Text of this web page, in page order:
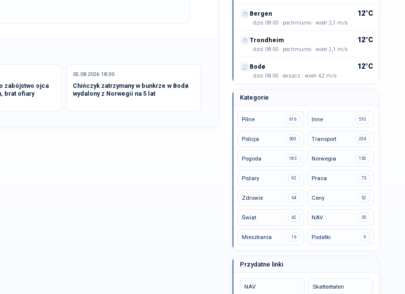
zabójstwo ojca
brat ofiary
05.08.2026 18:30
Chińczyk zatrzymany w bunkrze w Bodø
wydalony z Norwegii na 5 lat
Bergen 12°C
dziś 08:00 · pochmurno · wiatr 2,1 m/s
Trondheim 12°C
dziś 08:00 · pochmurno · wiatr 2,1 m/s
Bodø 12°C
dziś 08:00 · deszcz · wiatr 4,2 m/s
Kategorie
Pilne 616 Inne 510
Policja 300 Transport 204
Pogoda 183 Norwegia 150
Pożary 92 Praca 73
Zdrowie 64 Ceny 52
Świat 42 NAV 35
Mieszkania 16 Podatki 9
Przydatne linki
NAV Skatteetaten